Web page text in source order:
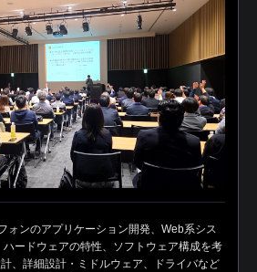
ォンのアプリケーション開発、Web系シス
ハードウェアの特性、ソフトウェア構成を考
、詳細設計・ミドルウェア、ドライバなど